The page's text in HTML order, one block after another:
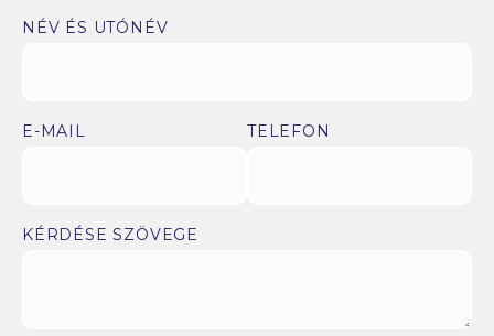
NÉV ÉS UTÓNÉV
E-MAIL TELEFON
KÉRDÉSE SZÖVEGE